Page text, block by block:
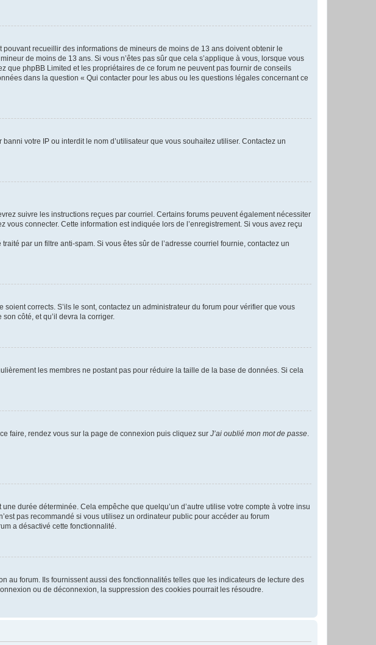
recueillir des informations de mineurs de moins de 13 ans doivent obtenir le
de moins de 13 ans. Si vous n’êtes pas sûr que cela s’applique à vous, lorsque vous
que phpBB Limited et les propriétaires de ce forum ne peuvent pas fournir de conseils
dans la question « Qui contacter pour les abus ou les questions légales concernant ce
votre IP ou interdit le nom d’utilisateur que vous souhaitez utiliser. Contactez un
suivre les instructions reçues par courriel. Certains forums peuvent également nécessiter
connecter. Cette information est indiquée lors de l’enregistrement. Si vous avez reçu
par un filtre anti-spam. Si vous êtes sûr de l’adresse courriel fournie, contactez un
corrects. S’ils le sont, contactez un administrateur du forum pour vérifier que vous
côté, et qu’il devra la corriger.
les membres ne postant pas pour réduire la taille de la base de données. Si cela
faire, rendez vous sur la page de connexion puis cliquez sur J’ai oublié mon mot de passe.
durée déterminée. Cela empêche que quelqu’un d’autre utilise votre compte à votre insu
pas recommandé si vous utilisez un ordinateur public pour accéder au forum
a désactivé cette fonctionnalité.
au forum. Ils fournissent aussi des fonctionnalités telles que les indicateurs de lecture des
ou de déconnexion, la suppression des cookies pourrait les résoudre.